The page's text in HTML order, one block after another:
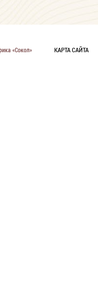
«Сокол» КАРТА САЙТА